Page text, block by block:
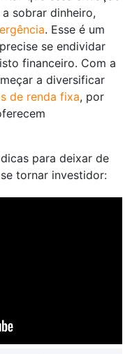
sobrar dinheiro,
. Esse é um
se endividar
financeiro. Com a
a diversificar
de renda fixa, por
para deixar de
tornar investidor: